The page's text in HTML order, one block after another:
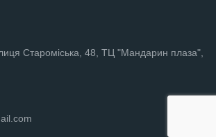
Староміська, 48, ТЦ "Мандарин плаза",